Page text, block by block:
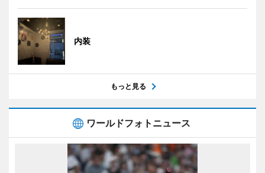
内装
もっと見る
ワールドフォトニュース